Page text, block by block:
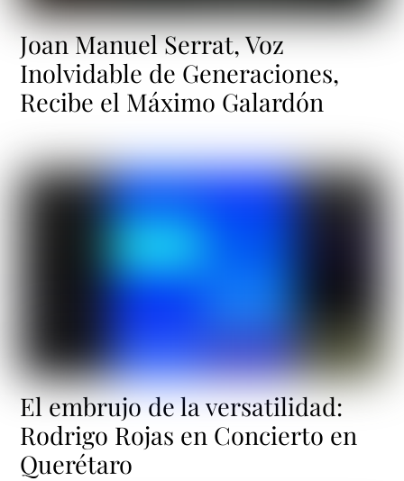
Joan Manuel Serrat, Voz
Inolvidable de Generaciones,
Recibe el Máximo Galardón
El embrujo de la versatilidad:
Rodrigo Rojas en Concierto en
Querétaro